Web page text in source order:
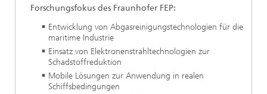
Forschungsfokus des Fraunhofer FEP:
Entwicklung von Abgasreinigungstechnologien für die
maritime Industrie
Einsatz von Elektronenstrahltechnologien zur
Schadstoffreduktion
Mobile Lösungen zur Anwendung in realen
Schiffsbedingungen